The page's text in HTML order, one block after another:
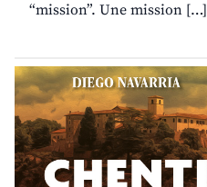
“mission”. Une mission […]